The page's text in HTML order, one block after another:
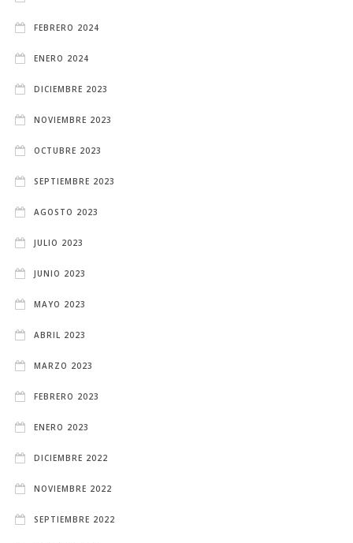
FEBRERO 2024
ENERO 2024
DICIEMBRE 2023
NOVIEMBRE 2023
OCTUBRE 2023
SEPTIEMBRE 2023
AGOSTO 2023
JULIO 2023
JUNIO 2023
MAYO 2023
ABRIL 2023
MARZO 2023
FEBRERO 2023
ENERO 2023
DICIEMBRE 2022
NOVIEMBRE 2022
SEPTIEMBRE 2022